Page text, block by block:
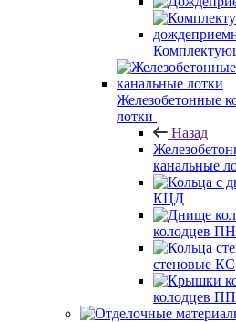
Железобетонные
лотки
Назад
канальные
КЦД
колодцев ПН
стеновые КС
колодцев ПП